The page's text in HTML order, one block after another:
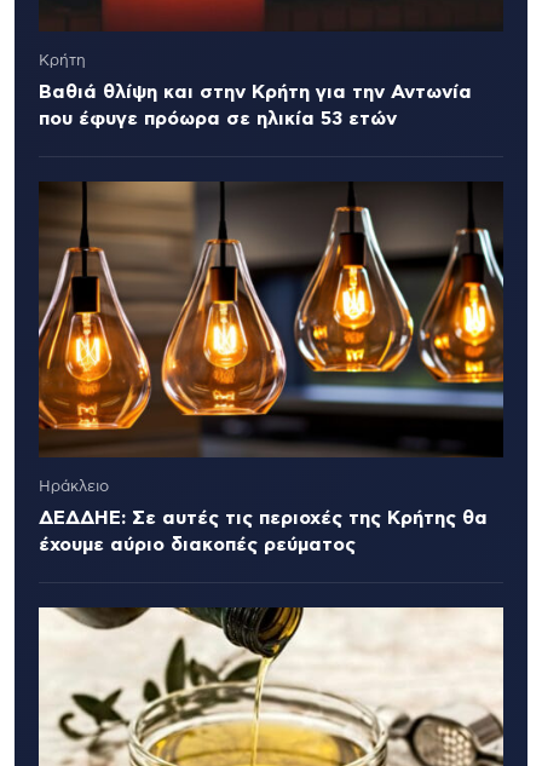
Κρήτη
Βαθιά θλίψη και στην Κρήτη για την Αντωνία
που έφυγε πρόωρα σε ηλικία 53 ετών
Ηράκλειο
ΔΕΔΔΗΕ: Σε αυτές τις περιοχές της Κρήτης θα
έχουμε αύριο διακοπές ρεύματος